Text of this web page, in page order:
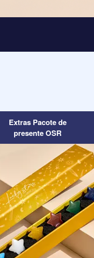
Extras Pacote de
presente OSR